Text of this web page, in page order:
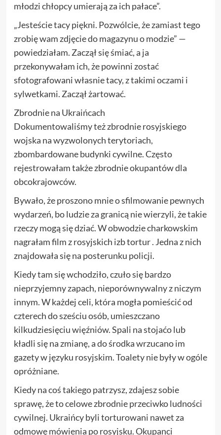
młodzi chłopcy umierają za ich pałace”.
„Jesteście tacy piękni. Pozwólcie, że zamiast tego
zrobię wam zdjęcie do magazynu o modzie” —
powiedziałam. Zaczął się śmiać, a ja
przekonywałam ich, że powinni zostać
sfotografowani własnie tacy, z takimi oczami i
sylwetkami. Zaczął żartować.
Zbrodnie na Ukraińcach
Dokumentowaliśmy też zbrodnie rosyjskiego
wojska na wyzwolonych terytoriach,
zbombardowane budynki cywilne. Często
rejestrowałam także zbrodnie okupantów dla
obcokrajowców.
Bywało, że proszono mnie o sfilmowanie pewnych
wydarzeń, bo ludzie za granicą nie wierzyli, że takie
rzeczy mogą się dziać. W obwodzie charkowskim
nagrałam film z rosyjskich izb tortur . Jedna z nich
znajdowała się na posterunku policji.
Kiedy tam się wchodziło, czuło się bardzo
nieprzyjemny zapach, nieporównywalny z niczym
innym. W każdej celi, która mogła pomieścić od
czterech do sześciu osób, umieszczano
kilkudziesięciu więźniów. Spali na stojaćo lub
kładli się na zmianę, a do środka wrzucano im
gazety w języku rosyjskim. Toalety nie były w ogóle
opróżniane.
Kiedy na coś takiego patrzysz, zdajesz sobie
sprawę, że to celowe zbrodnie przeciwko ludności
cywilnej. Ukraińcy byli torturowani nawet za
odmowę mówienia po rosyjsku. Okupanci